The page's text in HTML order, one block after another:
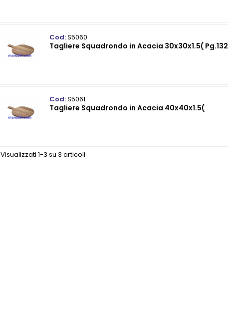
Cod:S5060
Tagliere Squadrondo in Acacia 30x30x1.5( Pg.132
Cod:S5061
Tagliere Squadrondo in Acacia 40x40x1.5(
Visualizzati 1-3 su 3 articoli